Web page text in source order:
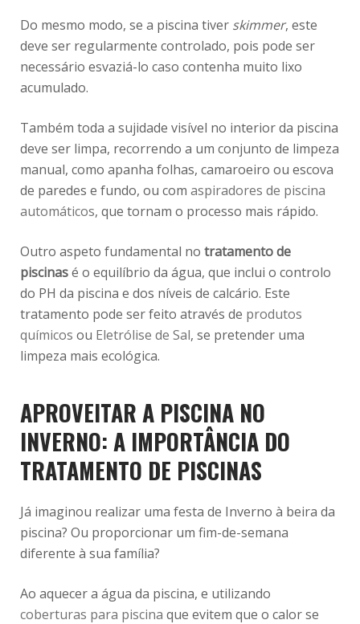
Do mesmo modo, se a piscina tiver skimmer, este
deve ser regularmente controlado, pois pode ser
necessário esvaziá-lo caso contenha muito lixo
acumulado.
Também toda a sujidade visível no interior da piscina
deve ser limpa, recorrendo a um conjunto de limpeza
manual, como apanha folhas, camaroeiro ou escova
de paredes e fundo, ou com aspiradores de piscina
automáticos, que tornam o processo mais rápido.
Outro aspeto fundamental no tratamento de
piscinasé o equilíbrio da água, que inclui o controlo
do PH da piscina e dos níveis de calcário. Este
tratamento pode ser feito através de produtos
químicos ou Eletrólise de Sal, se pretender uma
limpeza mais ecológica.
APROVEITAR A PISCINA NO
INVERNO: A IMPORTÂNCIA DO
TRATAMENTO DE PISCINAS
Já imaginou realizar uma festa de Inverno à beira da
piscina? Ou proporcionar um fim-de-semana
diferente à sua família?
Ao aquecer a água da piscina, e utilizando
coberturas para piscina que evitem que o calor se